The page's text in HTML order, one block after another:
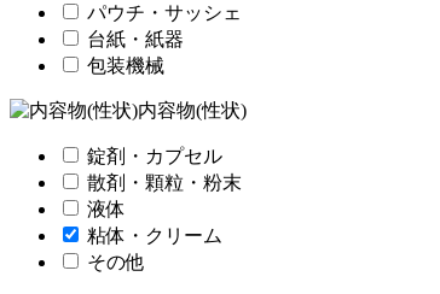
パウチ・サッシェ
台紙・紙器
包装機械
内容物(性状)
錠剤・カプセル
散剤・顆粒・粉末
液体
粘体・クリーム
その他